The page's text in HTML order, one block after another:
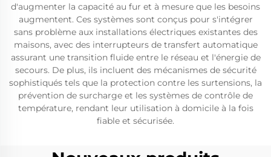
d'augmenter la capacité au fur et à mesure que les besoins
augmentent. Ces systèmes sont conçus pour s'intégrer
sans problème aux installations électriques existantes des
maisons, avec des interrupteurs de transfert automatique
assurant une transition fluide entre le réseau et l'énergie de
secours. De plus, ils incluent des mécanismes de sécurité
sophistiqués tels que la protection contre les surtensions, la
prévention de surcharge et les systèmes de contrôle de
température, rendant leur utilisation à domicile à la fois
fiable et sécurisée.